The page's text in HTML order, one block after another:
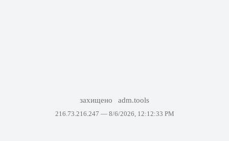
захищено adm.tools
216.73.216.247 — 8/6/2026, 12:12:33 PM